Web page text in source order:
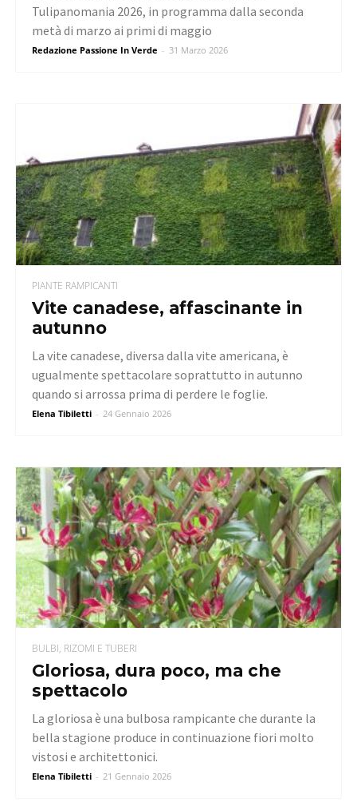
Redazione Passione In Verde - 31 Marzo 2026
Tulipanomania 2026, in programma dalla seconda
metà di marzo ai primi di maggio
PIANTE RAMPICANTI
Vite canadese, affascinante in
autunno
Elena Tibiletti - 24 Gennaio 2026
La vite canadese, diversa dalla vite americana, è
ugualmente spettacolare soprattutto in autunno
quando si arrossa prima di perdere le foglie.
BULBI, RIZOMI E TUBERI
Gloriosa, dura poco, ma che
spettacolo
Elena Tibiletti - 21 Gennaio 2026
La gloriosa è una bulbosa rampicante che durante la
bella stagione produce in continuazione fiori molto
vistosi e architettonici.